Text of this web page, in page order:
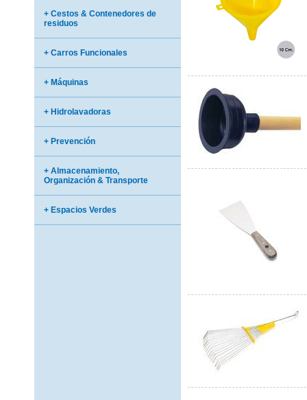
+ Cestos & Contenedores de
residuos
+ Carros Funcionales
+ Máquinas
+ Hidrolavadoras
+ Prevención
+ Almacenamiento,
Organización & Transporte
+ Espacios Verdes